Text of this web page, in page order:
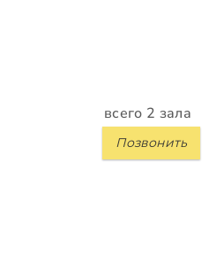
всего 2 зала
Позвонить